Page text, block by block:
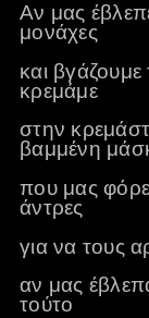
Αν μας
μονάχες
και βγάζουμε
κρεμάμε
στην
βαμμένη
που μας
άντρες
για να τους
αν μας
τούτο